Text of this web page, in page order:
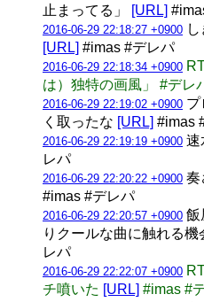
止まってる」
[URL]
2016-06-29 22:18:27 +0900
[URL] #imas #デレパ
2016-06-29 22:18:34 +0900
は）独特の画風」 #デレ
2016-06-29 22:19:02 +0900 プ
く取ったな [URL] #imas
2016-06-29 22:19:19 +0900 速
レパ
2016-06-29 22:20:22 +0900 奏
#imas #デレパ
2016-06-29 22:20:57 +0900 飯
りクールな曲に触れる機
レパ
2016-06-29 22:22:07 +0900
チ噴いた [URL] #imas #